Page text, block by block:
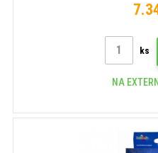
ks
NA